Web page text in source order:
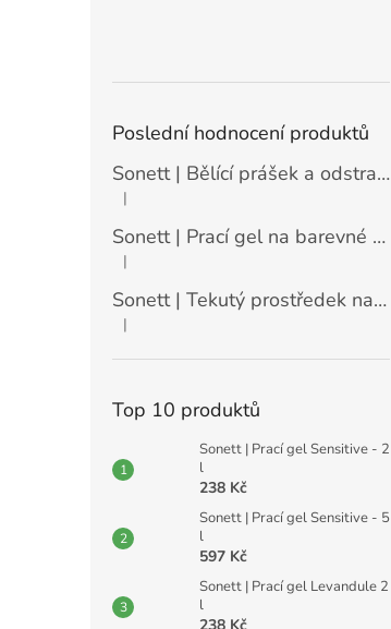
Poslední hodnocení produktů
Sonett | Bělící prášek a odstraňovač skvrn - 900 g
Hodnocení produktu je 5 z 5 hvězdiček.
|
Sonett | Prací gel na barevné prádlo máta a citrón - 10 l
Hodnocení produktu je 5 z 5 hvězdiček.
|
Sonett | Tekutý prostředek na nádobí Sensitive - 10 l
Hodnocení produktu je 5 z 5 hvězdiček.
|
Top 10 produktů
Sonett | Prací gel Sensitive - 2
l
238 Kč
Sonett | Prací gel Sensitive - 5
l
597 Kč
Sonett | Prací gel Levandule 2
l